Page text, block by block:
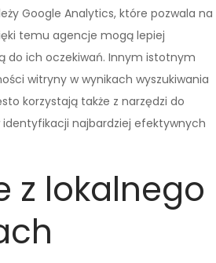
Google Analytics, które pozwala na
temu agencje mogą lepiej
do ich oczekiwań. Innym istotnym
witryny w wynikach wyszukiwania
korzystają także z narzędzi do
identyfikacji najbardziej efektywnych
z lokalnego